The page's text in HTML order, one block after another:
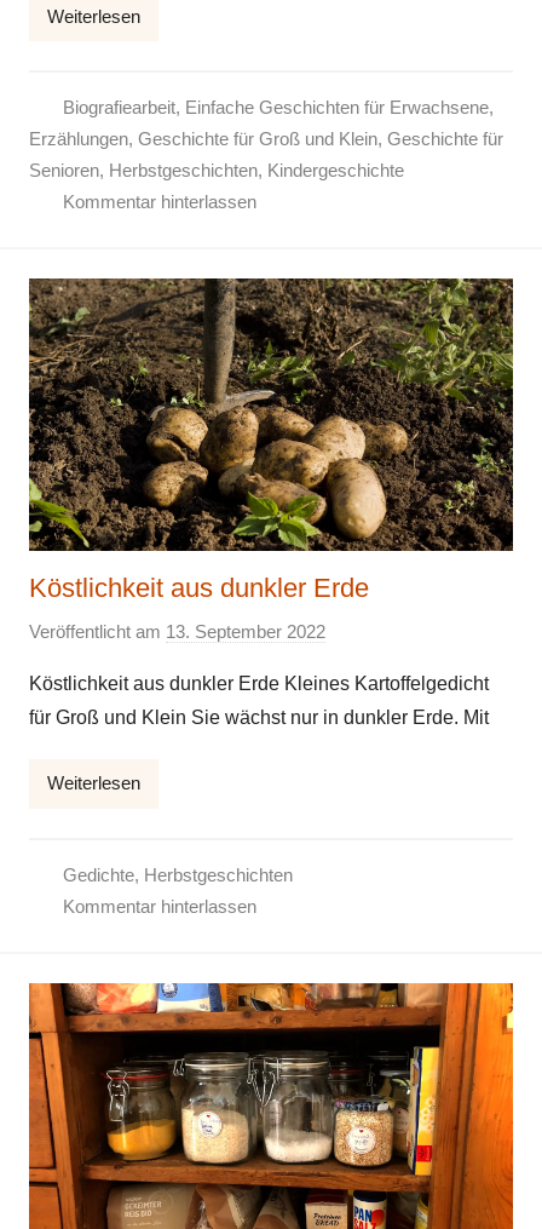
Weiterlesen
Biografiearbeit, Einfache Geschichten für Erwachsene,
Erzählungen, Geschichte für Groß und Klein, Geschichte für
Senioren, Herbstgeschichten, Kindergeschichte
Kommentar hinterlassen
Köstlichkeit aus dunkler Erde
Veröffentlicht am 13. September 2022
n
E
Köstlichkeit aus dunkler Erde Kleines Kartoffelgedicht
für Groß und Klein Sie wächst nur in dunkler Erde. Mit
Weiterlesen
Gedichte, Herbstgeschichten
Kommentar hinterlassen